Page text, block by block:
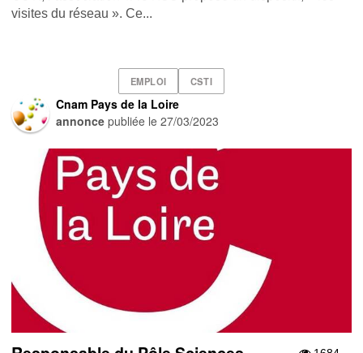
visites du réseau ». Ce...
EMPLOI CSTI
Cnam Pays de la Loire
annonce publiée le27/03/2023